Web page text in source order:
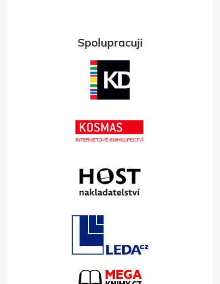
Spolupracuji